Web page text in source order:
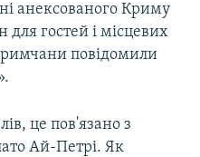
анексованого Криму
гостей і місцевих
повідомили
це пов'язано з
Ай-Петрі. Як